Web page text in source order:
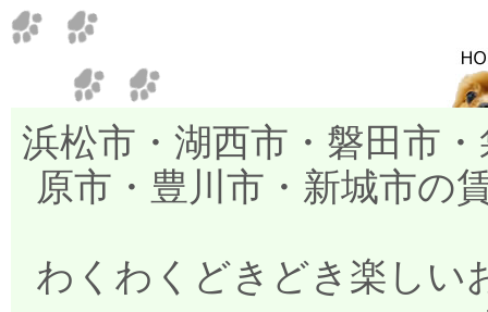
浜松市・湖西市・磐田市
原市・豊川市・新城市の
わくわくどきどき楽し